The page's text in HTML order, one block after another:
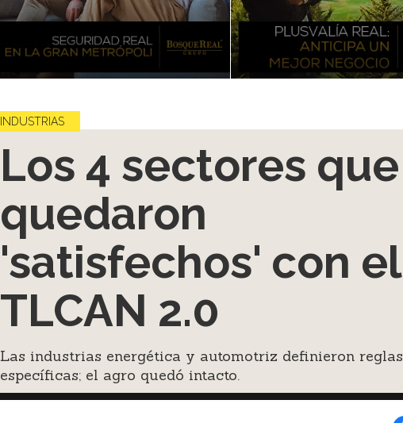
INDUSTRIAS
Los 4 sectores que
quedaron
'satisfechos' con el
TLCAN 2.0
Las industrias energética y automotriz definieron reglas
específicas; el agro quedó intacto.